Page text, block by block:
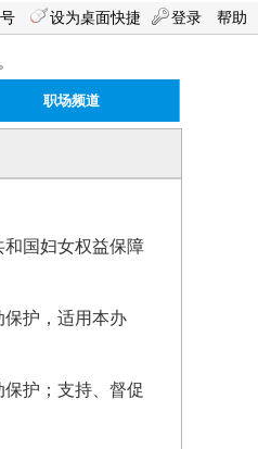
设为桌面快捷 登录 帮助
职场频道
国妇女权益保障
护，适用本办
护；支持、督促